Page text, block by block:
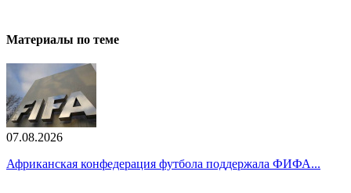
Материалы по теме
07.08.2026
Африканская конфедерация футбола поддержала ФИФА...